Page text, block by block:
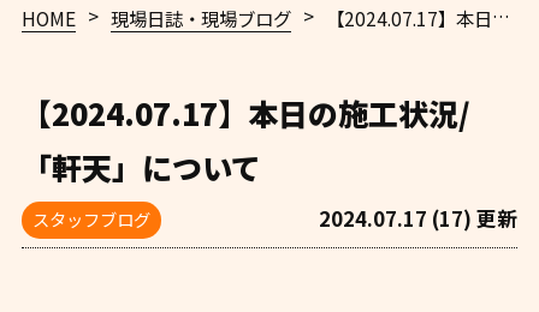
HOME > 現場日誌・現場ブログ > 【2024.07.17】本日の施工状況/「軒天」について
【2024.07.17】本日の施工状況/
「軒天」について
スタッフブログ 2024.07.17 (17) 更新